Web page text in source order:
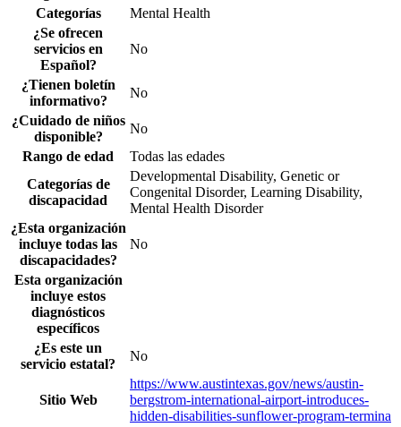
Categorías
Mental Health
¿Se ofrecen
servicios en
Español?
No
¿Tienen boletín
informativo?
No
¿Cuidado de niños
disponible?
No
Rango de edad
Todas las edades
Categorías de
discapacidad
Developmental Disability, Genetic or
Congenital Disorder, Learning Disability,
Mental Health Disorder
¿Esta organización
incluye todas las
discapacidades?
No
Esta organización
incluye estos
diagnósticos
específicos
¿Es este un
servicio estatal?
No
Sitio Web
https://www.austintexas.gov/news/austin-
bergstrom-international-airport-introduces-
hidden-disabilities-sunflower-program-termina